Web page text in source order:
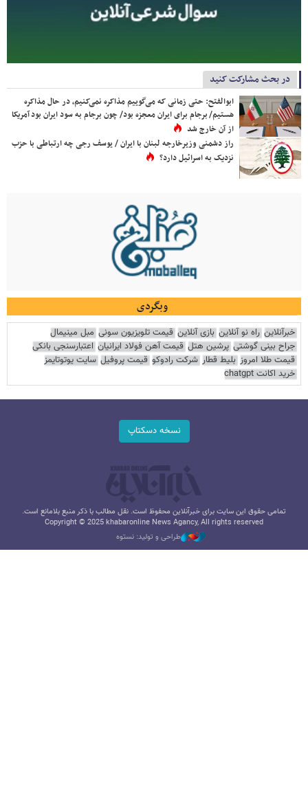
در بحث مشارکت کنید
ابوالفتح: حتی زمانی که می‌گوییم مذاکره نمی‌کنیم، در حال مذاکره
هستیم/ برجام برای ایران معجزه بود/ چون برجام به سود ایران بود آمریکا
از آن خارج شد
راز دشمنی وزیرخارجه لبنان با ایران / یوسف رجی چه ارتباطی با حزب
نزدیک به اسرائیل دارد؟
وبگردی
خبرآنلاین راه نو آنلاین بازی آنلاین قیمت تلویزیون سونی مبل مینیمال
جراح بینی گوشتی پرشین هتل قیمت آهن فولاد ایرانیان اعتبارسنجی بانکی
قیمت طلا امروز بلیط قطار شرکت رادوکو قیمت پروفیل سایت یوتوتایمز
خرید اکانت chatgpt
نسخه دسکتاپ
تمامی حقوق این سایت برای خبرآنلاین محفوظ است. نقل مطالب با ذکر منبع بلامانع است.
Copyright © 2025 khabaronline News Agancy, All rights reserved
طراحی و تولید: نستوه